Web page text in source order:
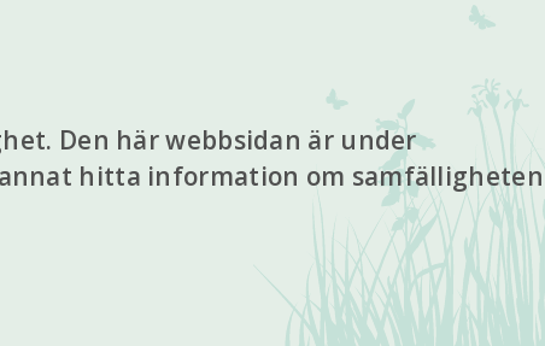
Den här webbsidan är under
hitta information om samfälligheten